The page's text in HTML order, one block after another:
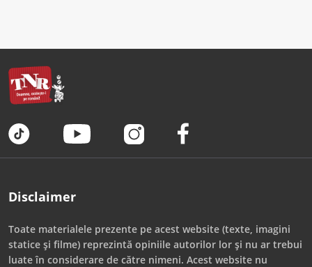
Disclaimer
Toate materialele prezente pe acest website (texte, imagini
statice și filme) reprezintă opiniile autorilor lor și nu ar trebui
luate în considerare de către nimeni. Acest website nu